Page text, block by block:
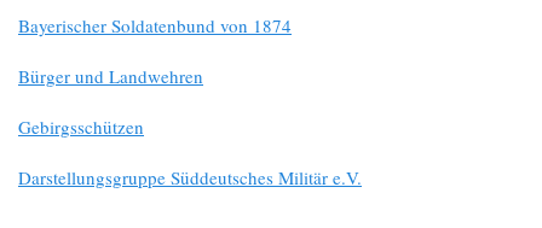
Bayerischer Soldatenbund von 1874
Bürger und Landwehren
Gebirgsschützen
Darstellungsgruppe Süddeutsches Militär e.V.